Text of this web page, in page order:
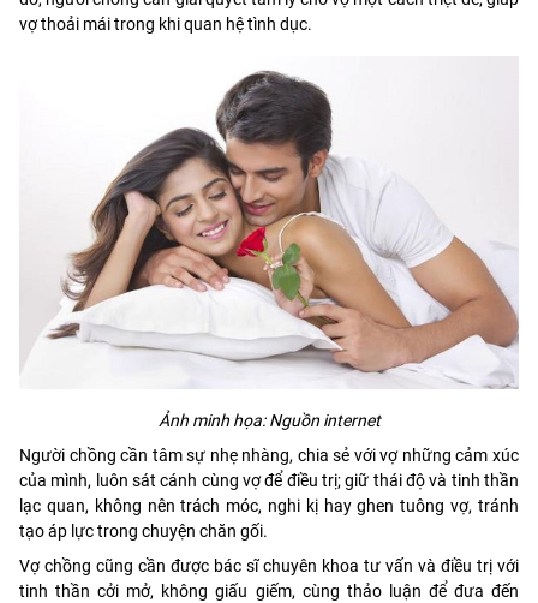
vợ thoải mái trong khi quan hệ tình dục.
Ảnh minh họa: Nguồn internet
Người chồng cần tâm sự nhẹ nhàng, chia sẻ với vợ những cảm xúc
của mình, luôn sát cánh cùng vợ để điều trị; giữ thái độ và tinh thần
lạc quan, không nên trách móc, nghi kị hay ghen tuông vợ, tránh
tạo áp lực trong chuyện chăn gối.
Vợ chồng cũng cần được bác sĩ chuyên khoa tư vấn và điều trị với
tinh thần cởi mở, không giấu giếm, cùng thảo luận để đưa đến